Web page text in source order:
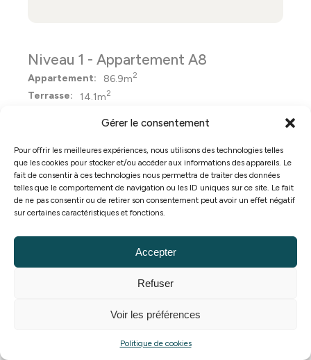
Gérer le consentement
Pour offrir les meilleures expériences, nous utilisons des technologies telles
que les cookies pour stocker et/ou accéder aux informations des appareils. Le
fait de consentir à ces technologies nous permettra de traiter des données
telles que le comportement de navigation ou les ID uniques sur ce site. Le fait
de ne pas consentir ou de retirer son consentement peut avoir un effet négatif
sur certaines caractéristiques et fonctions.
Accepter
Refuser
Voir les préférences
Politique de cookies
Niveau 1 - Appartement A8
Appartement: 86.9m2
Terrasse: 14.1m2
Planifier une visite